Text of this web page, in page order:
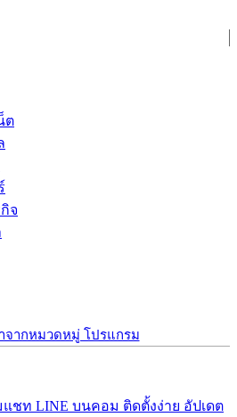
ต
จ
จากหมวดหมู่ โปรแกรม
แชท LINE บนคอม ติดตั้งง่าย อัปเดต